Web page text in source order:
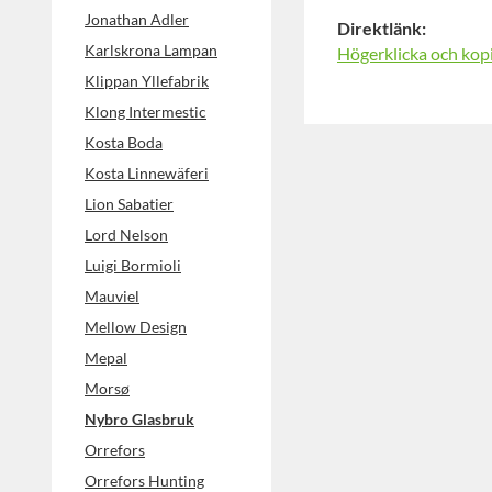
Jonathan Adler
Karlskrona Lampan
Klippan Yllefabrik
Klong Intermestic
Kosta Boda
Kosta Linnewäferi
Lion Sabatier
Lord Nelson
Luigi Bormioli
Mauviel
Mellow Design
Mepal
Morsø
Nybro Glasbruk
Orrefors
Orrefors Hunting
Direktlänk:
Högerklicka och